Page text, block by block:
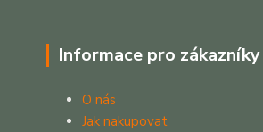
Informace pro zákazníky
O nás
Jak nakupovat